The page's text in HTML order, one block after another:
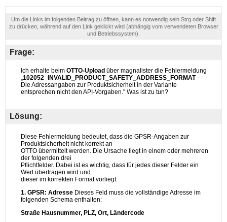
Um die Links im folgenden Beitrag zu öffnen, kann es notwendig sein Strg oder Shift
zu drücken, während auf den Link geklickt wird (abhängig vom verwendeten Browser
und Betriebssystem).
Frage:
Lösung: